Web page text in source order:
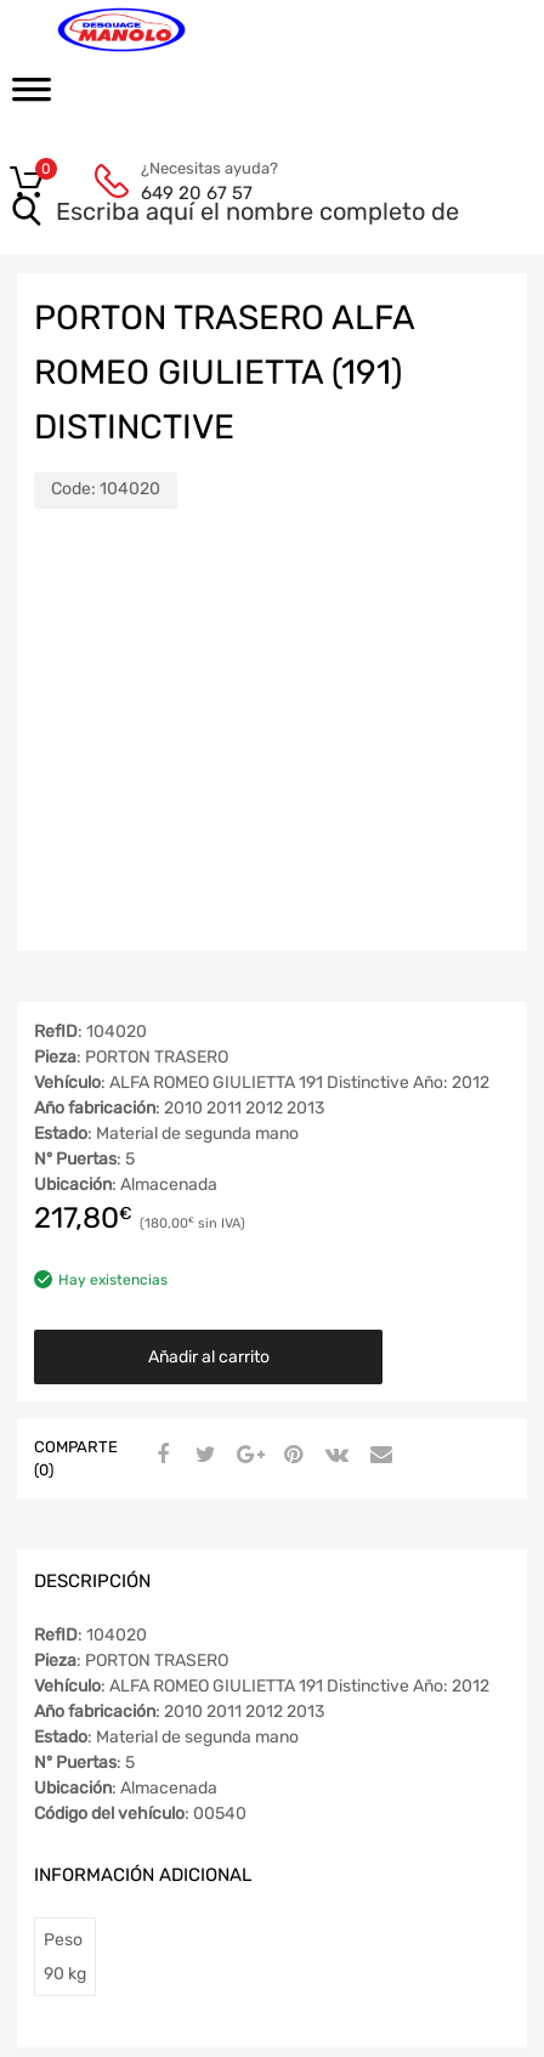
¿Necesitas ayuda?
649 20 67 57
0
PORTON TRASERO ALFA
ROMEO GIULIETTA (191)
DISTINCTIVE
Code: 104020
RefID: 104020
Pieza: PORTON TRASERO
Vehículo: ALFA ROMEO GIULIETTA 191 Distinctive Año: 2012
Año fabricación: 2010 2011 2012 2013
Estado: Material de segunda mano
Nº Puertas: 5
Ubicación: Almacenada
217,80€ 180,00€
Hay existencias
Añadir al carrito
COMPARTE
(0)
DESCRIPCIÓN
RefID: 104020
Pieza: PORTON TRASERO
Vehículo: ALFA ROMEO GIULIETTA 191 Distinctive Año: 2012
Año fabricación: 2010 2011 2012 2013
Estado: Material de segunda mano
Nº Puertas: 5
Ubicación: Almacenada
Código del vehículo: 00540
INFORMACIÓN ADICIONAL
Peso
90 kg